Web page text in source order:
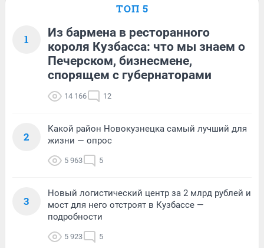
ТОП 5
1
Из бармена в ресторанного
короля Кузбасса: что мы знаем о
Печерском, бизнесмене,
спорящем с губернаторами
14 166 12
2
Какой район Новокузнецка самый лучший для
жизни — опрос
5 963 5
3
Новый логистический центр за 2 млрд рублей и
мост для него отстроят в Кузбассе —
подробности
5 923 5